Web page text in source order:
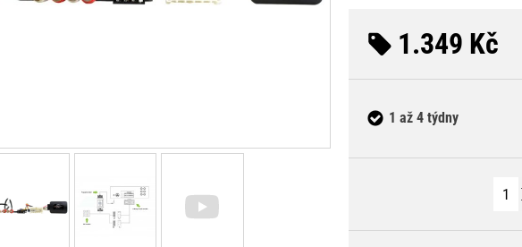
1.349 Kč
1 až 4 týdny